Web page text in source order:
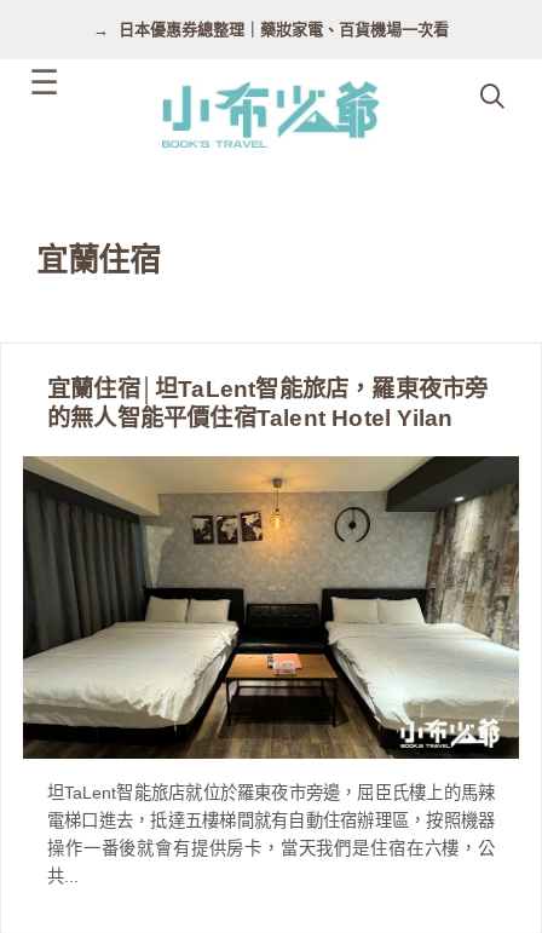
日本優惠券總整理｜藥妝家電、百貨機場一次看
宜蘭住宿
宜蘭住宿│坦TaLent智能旅店，羅東夜市旁
的無人智能平價住宿Talent Hotel Yilan
坦TaLent智能旅店就位於羅東夜市旁邊，屈臣氏樓上的馬辣
電梯口進去，抵達五樓梯間就有自動住宿辦理區，按照機器
操作一番後就會有提供房卡，當天我們是住宿在六樓，公
共...